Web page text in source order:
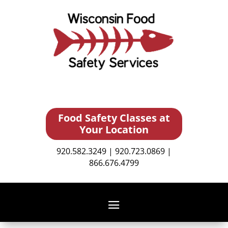
Food Safety Classes at
Your Location
920.582.3249 | 920.723.0869 |
866.676.4799